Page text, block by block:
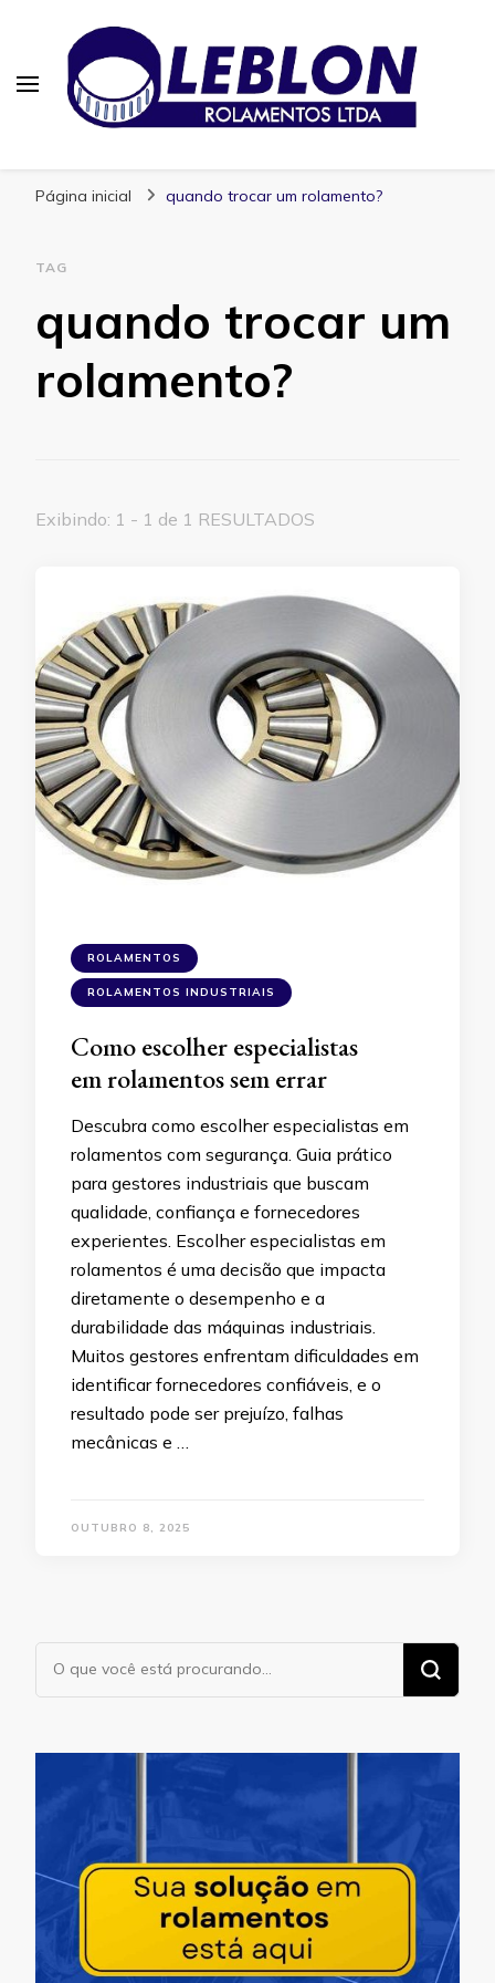
Página inicial quando trocar um rolamento?
TAG
quando trocar um
rolamento?
Exibindo: 1 - 1 de 1 RESULTADOS
ROLAMENTOS
ROLAMENTOS INDUSTRIAIS
Como escolher especialistas
em rolamentos sem errar
Descubra como escolher especialistas em
rolamentos com segurança. Guia prático
para gestores industriais que buscam
qualidade, confiança e fornecedores
experientes. Escolher especialistas em
rolamentos é uma decisão que impacta
diretamente o desempenho e a
durabilidade das máquinas industriais.
Muitos gestores enfrentam dificuldades em
identificar fornecedores confiáveis, e o
resultado pode ser prejuízo, falhas
mecânicas e …
OUTUBRO 8, 2025
Procurando
algo?